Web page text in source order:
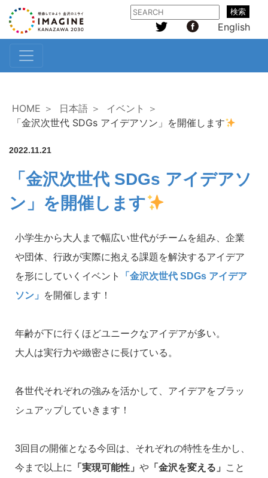
検索
English
HOME ＞ 日本語 ＞
イベント ＞
「金沢次世代 SDGs アイデアソン」を開催します
2022.11.21
「金沢次世代 SDGs アイデアソ
ン」を開催します
小学生から大人まで幅広い世代がチームを組み、企業
や団体、行政が実際に抱える課題を解決するアイデア
を形にしていくイベント
「金沢次世代 SDGs アイデア
ソン」
を開催します！
年齢が下に行くほどユニークなアイデアが多い。
大人は実行力や緻密さに長けている。
各世代それぞれの強みを活かして、アイデアをブラッ
シュアップしていきます！
3回目の開催となる今回は、それぞれの特性を生かし、
今まで以上に
「実現可能性」 や 「金沢を変える」
こと